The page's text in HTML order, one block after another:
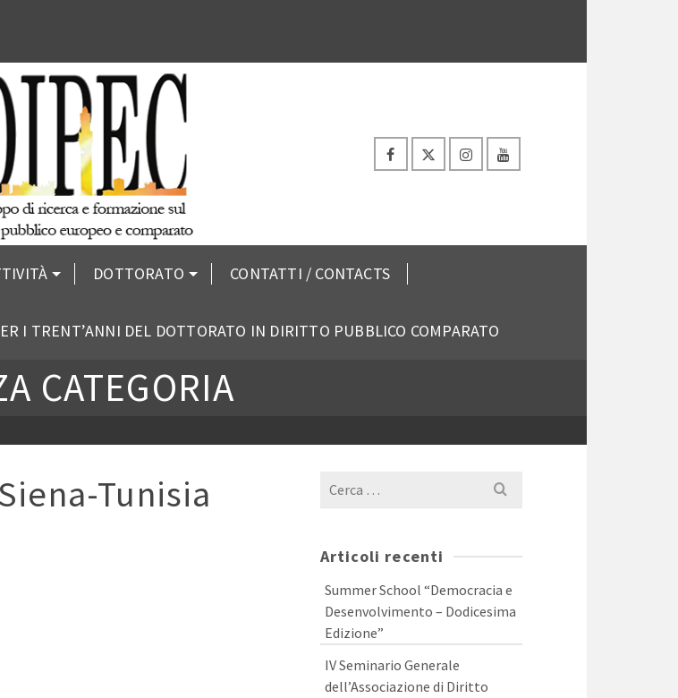
DOTTORATO CONTATTI / CONTACTS
I TRENT’ANNI DEL DOTTORATO IN DIRITTO PUBBLICO COMPARATO
CATEGORIA
Tunisia
Cerca
Articoli recenti
Summer School “Democracia e
Desenvolvimento – Dodicesima
Edizione”
IV Seminario Generale
dell’Associazione di Diritto